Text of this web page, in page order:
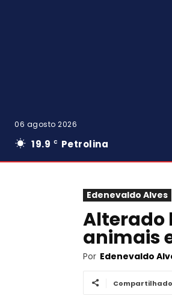
06 agosto 2026
19.9 C Petrolina
Edenevaldo Alves
Alterado
animais
Por Edenevaldo
Compartilhado